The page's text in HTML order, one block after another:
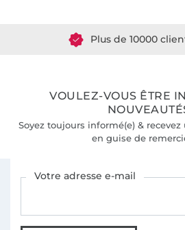
VOULEZ-VOUS ÊTRE
Soyez toujours informé(e) & recevez
en guise de
Votre adresse e-mail